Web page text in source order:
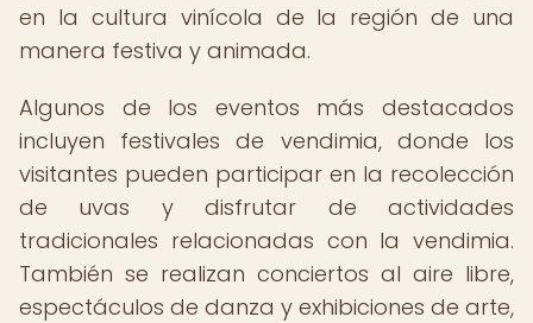
en la cultura vinícola de la región de una
manera festiva y animada.
Algunos de los eventos más destacados
incluyen festivales de vendimia, donde los
visitantes pueden participar en la recolección
de uvas y disfrutar de actividades
tradicionales relacionadas con la vendimia.
También se realizan conciertos al aire libre,
espectáculos de danza y exhibiciones de arte,